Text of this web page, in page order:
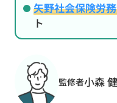
矢野社会保険労
ト
監修者小森 健